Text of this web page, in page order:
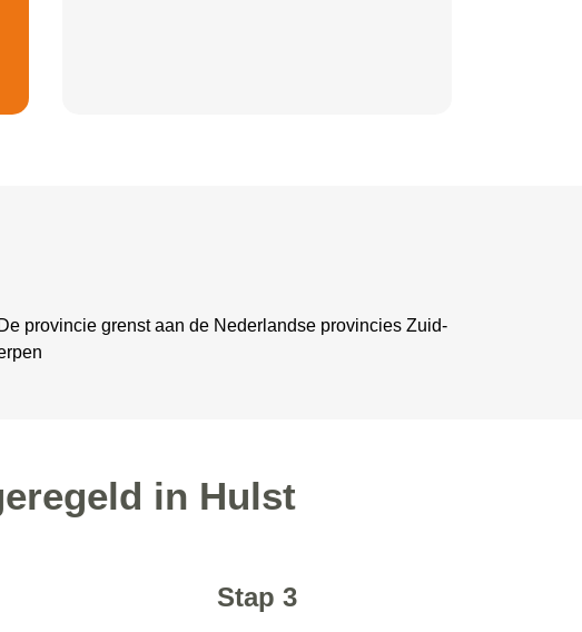
provincie grenst aan de Nederlandse provincies Zuid-
in Hulst
Stap 3